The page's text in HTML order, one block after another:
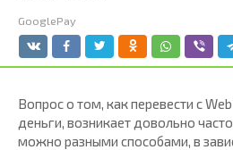
GooglePay
Вопрос о том, как перевести с
деньги, возникает довольно
можно разными способами, в